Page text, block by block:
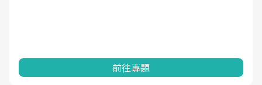
前往專題